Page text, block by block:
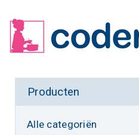
Producten
Alle categoriën